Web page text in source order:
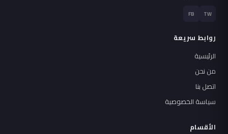
TW
FB
روابط سريعة
الرئيسية
من نحن
اتصل بنا
سياسة الخصوصية
الأقسام